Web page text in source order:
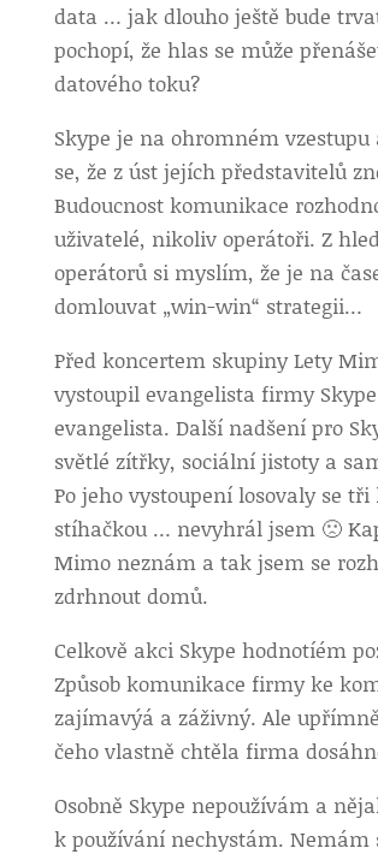
data … jak dlouho ještě bude
pochopí, že hlas se může
datového toku?
Skype je na ohromném vzestupu
se, že z úst jejích představitelů
Budoucnost komunikace
uživatelé, nikoliv operátoři. Z
operátorů si myslím, že je na
domlouvat „win-win“ strategii…
Před koncertem skupiny Lety
vystoupil evangelista firmy
evangelista. Další nadšení pro
světlé zítřky, sociální jistoty a
Po jeho vystoupení losovaly se tři
stíhačkou … nevyhrál jsem 🙁
Mimo neznám a tak jsem se
zdrhnout domů.
Celkově akci Skype hodnotíém
Způsob komunikace firmy ke
zajímavýá a záživný. Ale
čeho vlastně chtěla firma
Osobně Skype nepoužívám a
k používání nechystám. Nemám